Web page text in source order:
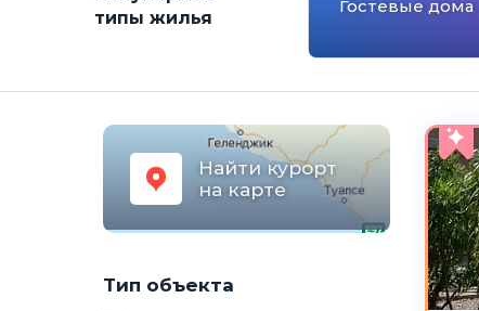
типы жилья
Гостевые дома
Найти курорт
на карте
Тип объекта